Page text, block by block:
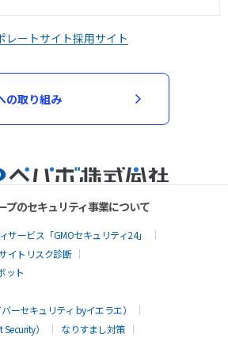
レートサイト採用サイト
の取り組み
プのセキュリティ事業について
ービス「GMOセキュリティ24」
イトリスク診断
ット
ーセキュリティ byイエラエ）
）
なりすまし対策